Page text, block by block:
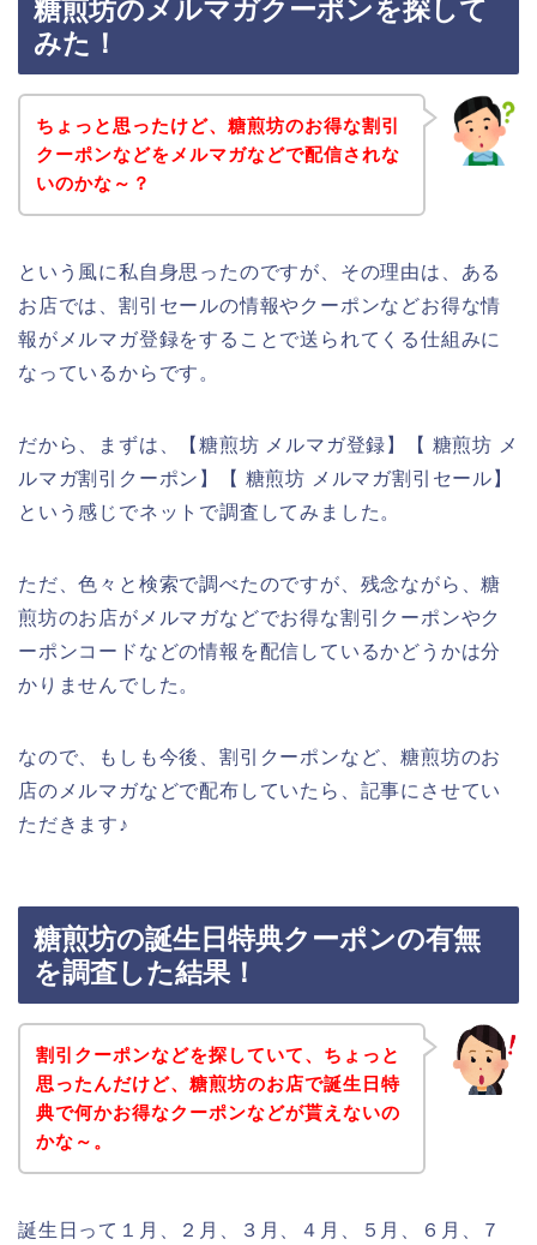
糖煎坊のメルマガクーポンを探して
みた！
ちょっと思ったけど、糖煎坊のお得な割引
クーポンなどをメルマガなどで配信されな
いのかな～？
という風に私自身思ったのですが、その理由は、ある
お店では、割引セールの情報やクーポンなどお得な情
報がメルマガ登録をすることで送られてくる仕組みに
なっているからです。
だから、まずは、【糖煎坊 メルマガ登録】【 糖煎坊 メ
ルマガ割引クーポン】【 糖煎坊 メルマガ割引セール】
という感じでネットで調査してみました。
ただ、色々と検索で調べたのですが、残念ながら、糖
煎坊のお店がメルマガなどでお得な割引クーポンやク
ーポンコードなどの情報を配信しているかどうかは分
かりませんでした。
なので、もしも今後、割引クーポンなど、糖煎坊のお
店のメルマガなどで配布していたら、記事にさせてい
ただきます♪
糖煎坊の誕生日特典クーポンの有無
を調査した結果！
割引クーポンなどを探していて、ちょっと
思ったんだけど、糖煎坊のお店で誕生日特
典で何かお得なクーポンなどが貰えないの
かな～。
誕生日って１月、２月、３月、４月、５月、６月、７